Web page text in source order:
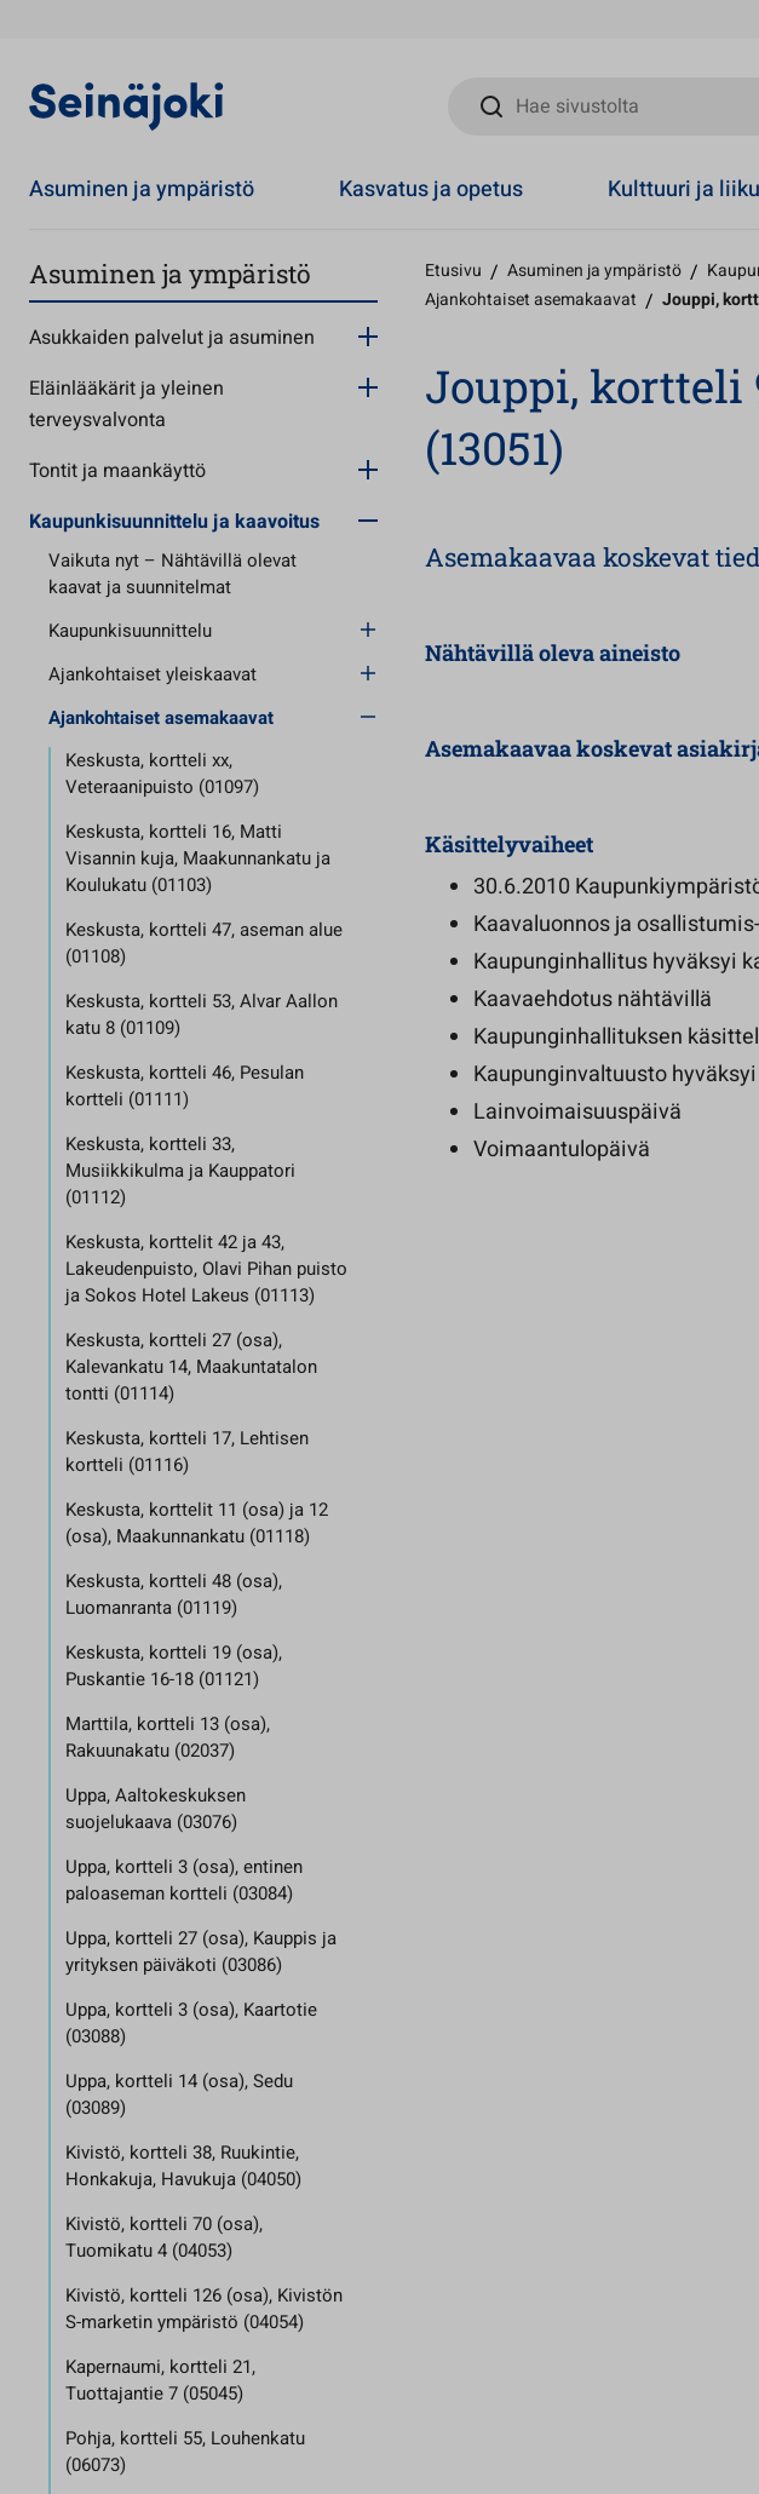
Hae sivustolta
Asuminen ja ympäristö Kasvatus ja opetus Kulttuuri ja
Asuminen ja ympäristö
Asukkaiden palvelut ja asuminen
Eläinlääkärit ja yleinen
terveysvalvonta
Tontit ja maankäyttö
Kaupunkisuunnittelu ja kaavoitus
Vaikuta nyt – Nähtävillä olevat
kaavat ja suunnitelmat
Kaupunkisuunnittelu
Ajankohtaiset yleiskaavat
Ajankohtaiset asemakaavat
Keskusta, kortteli xx,
Veteraanipuisto (01097)
Keskusta, kortteli 16, Matti
Visannin kuja, Maakunnankatu ja
Koulukatu (01103)
Keskusta, kortteli 47, aseman alue
(01108)
Keskusta, kortteli 53, Alvar Aallon
katu 8 (01109)
Keskusta, kortteli 46, Pesulan
kortteli (01111)
Keskusta, kortteli 33,
Musiikkikulma ja Kauppatori
(01112)
Keskusta, korttelit 42 ja 43,
Lakeudenpuisto, Olavi Pihan puisto
ja Sokos Hotel Lakeus (01113)
Keskusta, kortteli 27 (osa),
Kalevankatu 14, Maakuntatalon
tontti (01114)
Keskusta, kortteli 17, Lehtisen
kortteli (01116)
Keskusta, korttelit 11 (osa) ja 12
(osa), Maakunnankatu (01118)
Keskusta, kortteli 48 (osa),
Luomanranta (01119)
Keskusta, kortteli 19 (osa),
Puskantie 16-18 (01121)
Marttila, kortteli 13 (osa),
Rakuunakatu (02037)
Uppa, Aaltokeskuksen
suojelukaava (03076)
Uppa, kortteli 3 (osa), entinen
paloaseman kortteli (03084)
Uppa, kortteli 27 (osa), Kauppis ja
yrityksen päiväkoti (03086)
Uppa, kortteli 3 (osa), Kaartotie
(03088)
Uppa, kortteli 14 (osa), Sedu
(03089)
Kivistö, kortteli 38, Ruukintie,
Honkakuja, Havukuja (04050)
Kivistö, kortteli 70 (osa),
Tuomikatu 4 (04053)
Kivistö, kortteli 126 (osa), Kivistön
S-marketin ympäristö (04054)
Kapernaumi, kortteli 21,
Tuottajantie 7 (05045)
Pohja, kortteli 55, Louhenkatu
(06073)
Etusivu / Asuminen ja ympäristö /
Ajankohtaiset asemakaavat / Jouppi,
Jouppi, kortteli
(13051)
Asemakaavaa koskevat
Nähtävillä oleva aineisto
Asemakaavaa koskevat
Käsittelyvaiheet
30.6.2010
Kaavaluonnos ja
Kaupunginhallitus hyväksyi
Kaavaehdotus nähtävillä
Kaupunginhallituksen
Kaupunginvaltuusto
Lainvoimaisuuspäivä
Voimaantulopäivä